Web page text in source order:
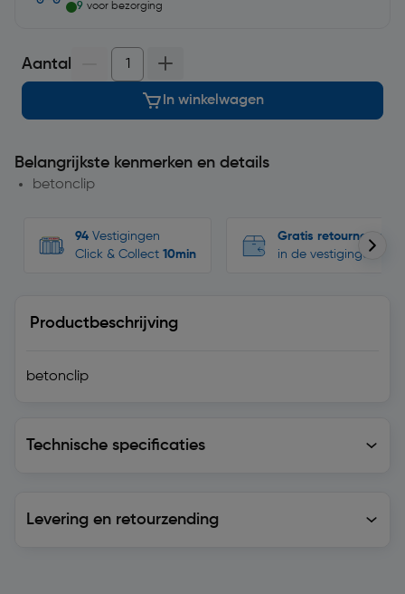
9 voor bezorging
Aantal
In winkelwagen
Belangrijkste kenmerken en details
betonclip
94 Vestigingen
Click & Collect 10min
Gratis retourneren
in de vestigingen
Productbeschrijving
betonclip
Technische specificaties
Levering en retourzending